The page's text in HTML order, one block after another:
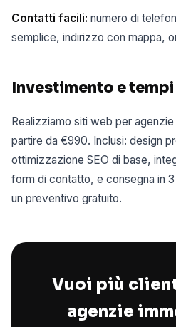
Contatti facili: numero di
semplice, indirizzo con mappa,
Investimento e tempi
Realizziamo siti web per
partire da €990. Inclusi: design
ottimizzazione SEO di base,
form di contatto, e consegna in
un preventivo gratuito.
Vuoi più
agenzie